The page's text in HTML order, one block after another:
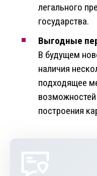
легального
государства.
Выгодные
В будущем
наличия
подходящее
построения